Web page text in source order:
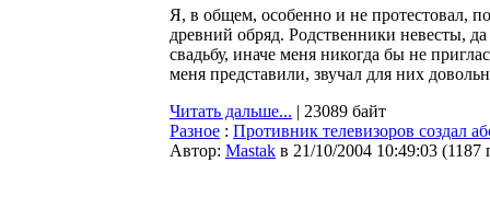
Я, в общем, особенно и не протестовал,
древний обряд. Родственники невесты,
свадьбу, иначе меня никогда бы не
меня представили, звучал для них
Читать дальше... | 23089 байт
Разное : Противник телевизоров создал
Автор: Мastak в 21/10/2004 10:49:03 (1187